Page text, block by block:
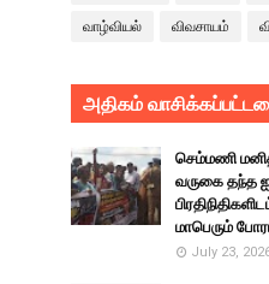
வாழ்வியல் விவசாயம்
அதிகம்
செம்மணி
வருகை தந்த
மாபெரும்
July 23,